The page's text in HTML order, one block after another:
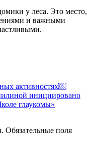
у леса. Это место,
и важными
активностях￼
инициировано
глаукомы»
Обязательные поля